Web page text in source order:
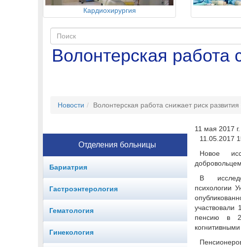
Кардиохирургия
Волонтерская работа
Новости Волонтерская работа снижает риск
Отделения больницы
Бариатрия
Гастроэнтерология
Гематология
Гинекология
11 мая 2017
11.05.2017
Новое
В
психологии
пенсию в